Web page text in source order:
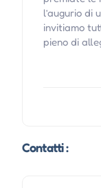
l’augurio di
invitiamo
pieno di
Contatti :